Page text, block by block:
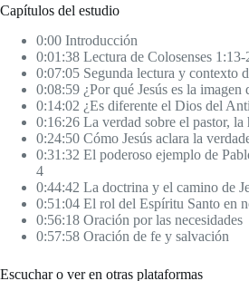
Capítulos del estudio
0:00 Introducción
0:01:38 Lectura de Colosenses 1:13-
0:07:05 Segunda lectura y contexto
0:08:59 ¿Por qué Jesús es la
0:14:02 ¿Es diferente el Dios del
0:16:26 La verdad sobre el pastor, la
0:24:50 Cómo Jesús aclara la
0:31:32 El poderoso ejemplo de
4
0:44:42 La doctrina y el camino de
0:51:04 El rol del Espíritu Santo en
0:56:18 Oración por las necesidades
0:57:58 Oración de fe y salvación
Escuchar o ver en otras plataformas